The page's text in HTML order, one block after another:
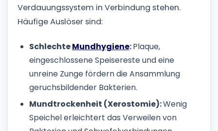
Verdauungssystem in Verbindung stehen.
Häufige Auslöser sind:
SchlechteMundhygiene:Plaque,
eingeschlossene Speisereste und eine
unreine Zunge fördern die Ansammlung
geruchsbildender Bakterien.
Mundtrockenheit (Xerostomie):Wenig
Speichel erleichtert das Verweilen von